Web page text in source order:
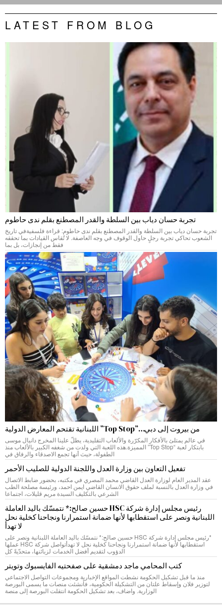
LATEST FROM BLOG
تجربة حسان دياب بين السلطة والقدر المصطنع بقلم ندى حاطوم
تجربة حسان دياب بين السلطة والقدر المصطنع بقلم ندى حاطوم: قراءة فلسفيةفي تاريخ
الشعوب تحاكي تجربة رجلٍ حاول الوقوف في وجه العاصفة. لا تُقاس القيادات بما تحققه
فقط من إنجازات، بل بما
من بيروت إلى دبي…”Top Stop” اللبنانية تقتحم المعارض الدولية
في عالم يمتلئ بالأفكار المكرّرة والألعاب التقليدية، يطلّ علينا المخرج دانيال موسى
بابتكار لعبة “Top Stop” المميزة.هذه اللعبة التي ولدت من شغفه الكبير بالألعاب منذ
الطفولة، حيث أنها تجمع الاصدقاء والرفاق في
تفعيل التعاون بين وزارة العدل واللجنة الدولية للصليب الأحمر
عقد المدير العام لوزارة العدل القاضي محمد المصري في مكتبه، بحضور ضابط الاتصال
في وزارة العدل بالنسبة لملف حقوق الانسان القاضي ايمن احمد، ورئيسة مصلحة الطب
الشرعي بالتكليف السيدة مريم قليلات، اجتماعا
رئيس مجلس إدارة شركة HSC حسين صالح:* نتمسّك باليد العاملة
اللبنانية ونصر على استقطابها لأنها ضمانة استمرارنا ونجاحنا كخلية نحل
لا تهدأ
*رئيس مجلس إدارة شركة HSC حسين صالح:* نتمسّك باليد العاملة اللبنانية ونصر على
استقطابها لأنها ضمانة استمرارنا ونجاحنا كخلية نحل لا تهدأتواصل شركة HSC عملها
الدؤوب لتقديم أفضل الخدمات لزبائنها، متحدّيةً كل
كتب المحامي ماجد دمشقية على صفحتيه الفايسبوك وتويتر
منذ ما قبل تشكيل الحكومة نشطت المواقع الإخبارية ومجموعات التواصل الاجتماعي
لتوزير فلان وإسقاط علتان من التشكيلة الحكومية، فأنشئت منصات ما يسمى البورصة
الوزارية. واضاف، بعد تشكيل الحكومة انتقلت البورصة إلى منصة